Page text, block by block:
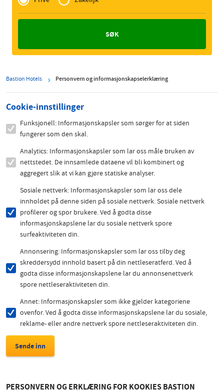
Zakelijk
Bastion Hotels Personvern og informasjonskapselerklæring
Cookie-innstillinger
Funksjonell: Informasjonskapsler som sørger for at siden
fungerer som den skal.
Analytics: Informasjonskapsler som lar oss måle bruken av
nettstedet. De innsamlede dataene vil bli kombinert og
aggregert slik at vi kan gjøre statiske analyser.
Sosiale nettverk: Informasjonskapsler som lar oss dele
innholdet på denne siden på sosiale nettverk. Sosiale nettverk
profilerer og spor brukere. Ved å godta disse
informasjonskapslene lar du sosiale nettverk spore
surfeaktiviteten din.
Annonsering: Informasjonskapsler som lar oss tilby deg
skreddersydd innhold basert på din nettleseratferd. Ved å
godta disse informasjonskapslene lar du annonsenettverk
spore nettleseraktiviteten din.
Annet: Informasjonskapsler som ikke gjelder kategoriene
ovenfor. Ved å godta disse informasjonskapslene lar du sosiale,
reklame- eller andre nettverk spore nettleseraktiviteten din.
PERSONVERN OG ERKLÆRING FOR KOOKIES BASTION